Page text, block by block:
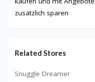
zusätzlich sparen
Related Stores
Snuggle Dreamer